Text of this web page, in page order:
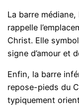
La barre
rappelle
Christ. Elle
signe d’amour et
Enfin, la barre
repose-pieds du
typiquement